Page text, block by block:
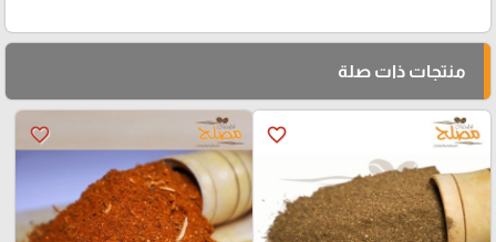
منتجات ذات صلة
favorite_border
favorite_border